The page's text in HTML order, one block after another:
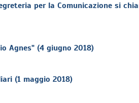
per la Comunicazione si
Agnes" (4 giugno 2018)
(1 maggio 2018)